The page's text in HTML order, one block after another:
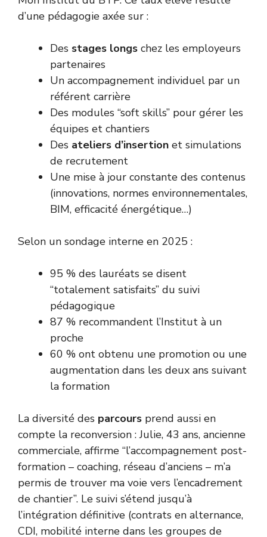
d’une pédagogie axée sur :
Des stages longs chez les employeurs
partenaires
Un accompagnement individuel par un
référent carrière
Des modules “soft skills” pour gérer les
équipes et chantiers
Des ateliers d’insertion et simulations
de recrutement
Une mise à jour constante des contenus
(innovations, normes environnementales,
BIM, efficacité énergétique…)
Selon un sondage interne en 2025 :
95 % des lauréats se disent
“totalement satisfaits” du suivi
pédagogique
87 % recommandent l’Institut à un
proche
60 % ont obtenu une promotion ou une
augmentation dans les deux ans suivant
la formation
La diversité des parcours prend aussi en
compte la reconversion : Julie, 43 ans, ancienne
commerciale, affirme “l’accompagnement post-
formation – coaching, réseau d’anciens – m’a
permis de trouver ma voie vers l’encadrement
de chantier”. Le suivi s’étend jusqu’à
l’intégration définitive (contrats en alternance,
CDI, mobilité interne dans les groupes de